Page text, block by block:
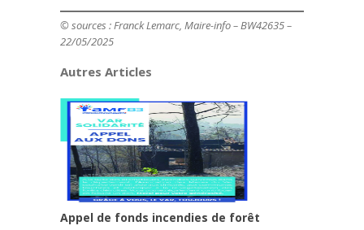
© sources : Franck Lemarc, Maire-info – BW42635 –
22/05/2025
Autres Articles
Appel de fonds incendies de forêt